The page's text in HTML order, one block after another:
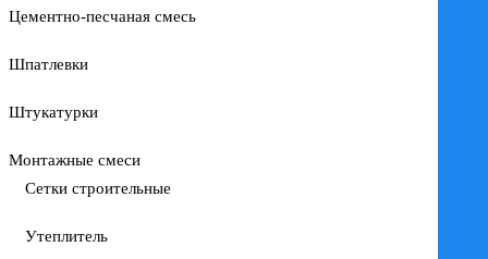
Цементно-песчаная смесь
Шпатлевки
Штукатурки
Монтажные смеси
Сетки строительные
Утеплитель